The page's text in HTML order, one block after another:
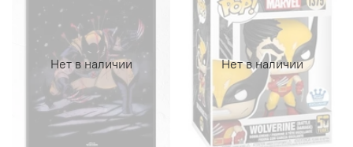
Нет в наличии Нет в наличии